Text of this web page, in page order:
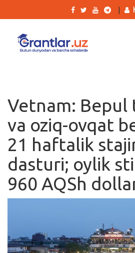
Ishlar
Kurslar
Blog
Yana
Kirish
Vetnam: Bepul
va oziq-ovqat
21 haftalik
dasturi; oylik
960 AQSh